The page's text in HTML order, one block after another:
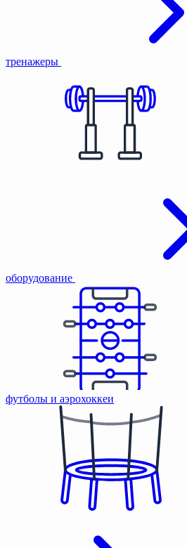
тренажеры
оборудование
футболы и аэрохоккеи